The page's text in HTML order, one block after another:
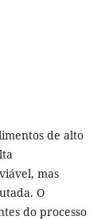
de alto
mas
O
do processo